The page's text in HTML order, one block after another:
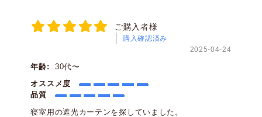
ご購入者様
購入確認済み
2025-04-24
年齢:
30代〜
オススメ度
品質
寝室用の遮光カーテンを探していました。